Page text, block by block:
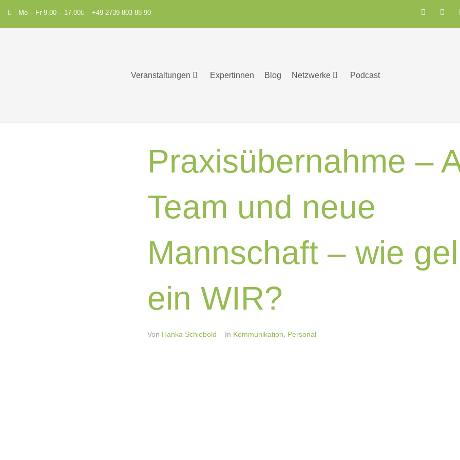
Mo – Fr 9.00 – 17.00 +49 2739 803 88 90
Veranstaltungen Expertinnen Blog Netzwerke Podcast
Praxisübernahme –
Team und neue
Mannschaft – wie
ein WIR?
Von Hanka Schiebold In Kommunikation, Personal